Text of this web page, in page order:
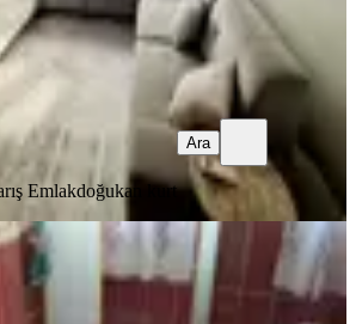
Emlakdoğukan kurt
Ara
104-k.m.paşa-sümbülefendi-
sokağında-1-oda-1-salon-65m2-
giriş-kat-kombili-açıklamay